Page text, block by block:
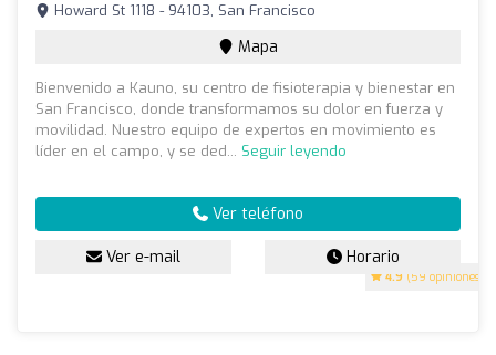
4.9 (59 opiniones)
Howard St 1118 - 94103, San Francisco
Mapa
Bienvenido a Kauno, su centro de fisioterapia y bienestar en
San Francisco, donde transformamos su dolor en fuerza y
movilidad. Nuestro equipo de expertos en movimiento es
líder en el campo, y se ded... Seguir leyendo
Ver teléfono
Ver e-mail Horario